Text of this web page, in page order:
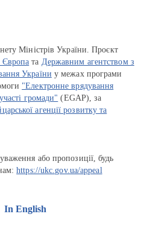
Міністрів України. Проєкт
та Державним агентством з
України у межах програми
"Електронне врядування
громади" (EGAP), за
агенції розвитку та
або пропозиції, будь
https://ukc.gov.ua/appeal
In English